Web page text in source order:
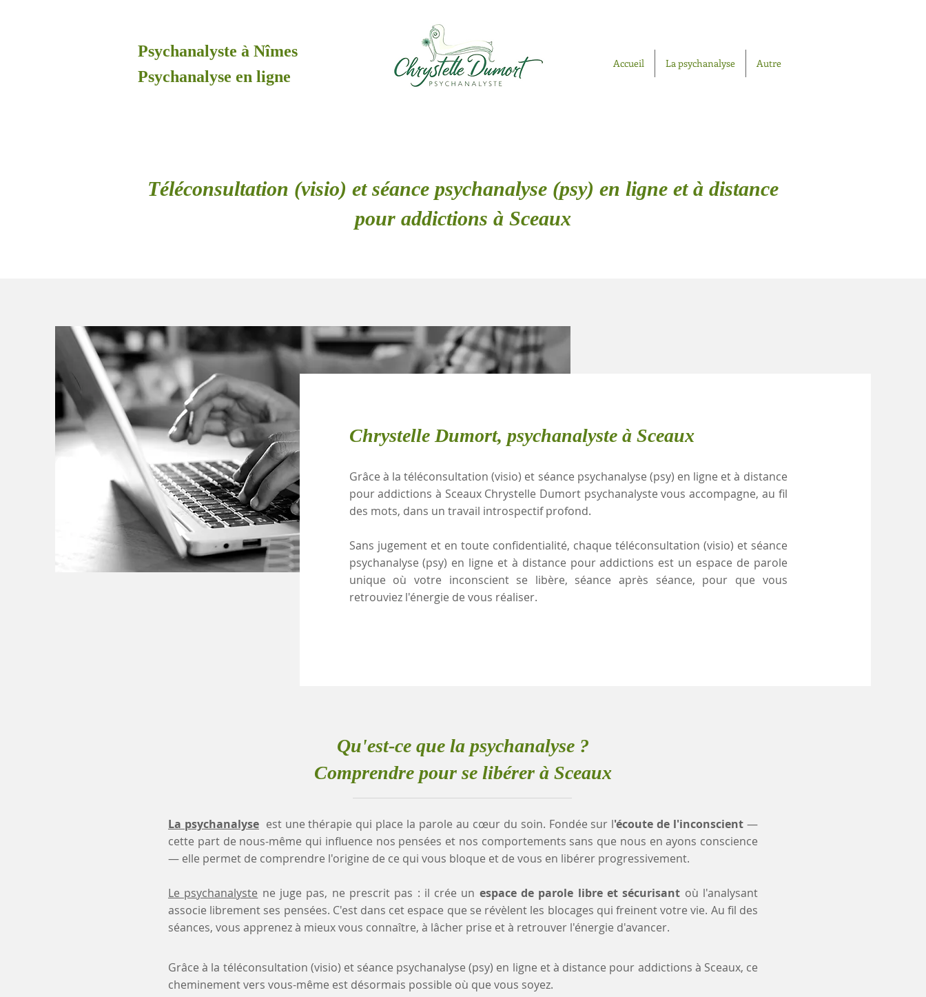
Psychanalyste à Nîmes
Psychanalyse en ligne
Accueil La psychanalyse Autre
Téléconsultation (visio) et séance psychanalyse (psy) en ligne et à distance
pour addictions à Sceaux
Chrystelle Dumort, psychanalyste à Sceaux
Grâce à la téléconsultation (visio) et séance psychanalyse (psy) en ligne et à distance
pour addictions à Sceaux Chrystelle Dumort psychanalyste vous accompagne, au fil
des mots, dans un travail introspectif profond.
Sans jugement et en toute confidentialité, chaque téléconsultation (visio) et séance
psychanalyse (psy) en ligne et à distance pour addictions est un espace de parole
unique où votre inconscient se libère, séance après séance, pour que vous
retrouviez l'énergie de vous réaliser.
Qu'est-ce que la psychanalyse ?
Comprendre pour se libérer à Sceaux
La psychanalyse est une thérapie qui place la parole au cœur du soin. Fondée sur l'écoute de l'inconscient—
cette part de nous-même qui influence nos pensées et nos comportements sans que nous en ayons conscience
— elle permet de comprendre l'origine de ce qui vous bloque et de vous en libérer progressivement.
Le psychanalyste ne juge pas, ne prescrit pas : il crée un espace de parole libre et sécurisant où l'analysant
associe librement ses pensées. C'est dans cet espace que se révèlent les blocages qui freinent votre vie. Au fil des
séances, vous apprenez à mieux vous connaître, à lâcher prise et à retrouver l'énergie d'avancer.
Grâce à la téléconsultation (visio) et séance psychanalyse (psy) en ligne et à distance pour addictions à Sceaux, ce
cheminement vers vous-même est désormais possible où que vous soyez.